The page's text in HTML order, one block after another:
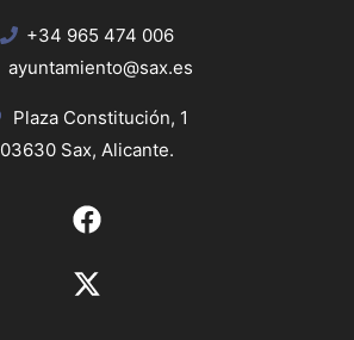
+34 965 474 006
ayuntamiento@sax.es
Plaza Constitución, 1
03630 Sax, Alicante.